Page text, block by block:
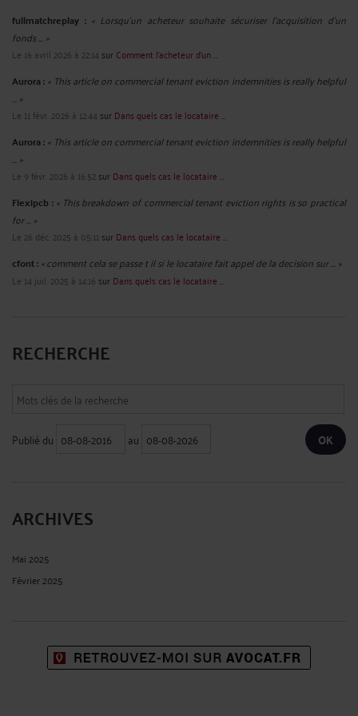
fullmatchreplay : « Lorsqu’un acheteur souhaite sécuriser l’acquisition d’un
fonds ... »
Le 16 avril 2026 à 22:14 sur Comment l’acheteur d’un ...
Aurora :« This article on commercial tenant eviction indemnities is really helpful
... »
Le 11 févr. 2026 à 12:44 sur Dans quels cas le locataire ...
Aurora :« This article on commercial tenant eviction indemnities is really helpful
... »
Le 9 févr. 2026 à 16:52sur Dans quels cas le locataire ...
Flexipcb : « This breakdown of commercial tenant eviction rights is so practical
for ... »
Le 26 déc. 2025 à 05:11 sur Dans quels cas le locataire ...
cfont :« comment cela se passe t il si le locataire fait appel de la decision sur ... »
Le 14 juil. 2025 à 14:16 sur Dans quels cas le locataire ...
RECHERCHE
Publié du au
ARCHIVES
Mai 2025
Février 2025